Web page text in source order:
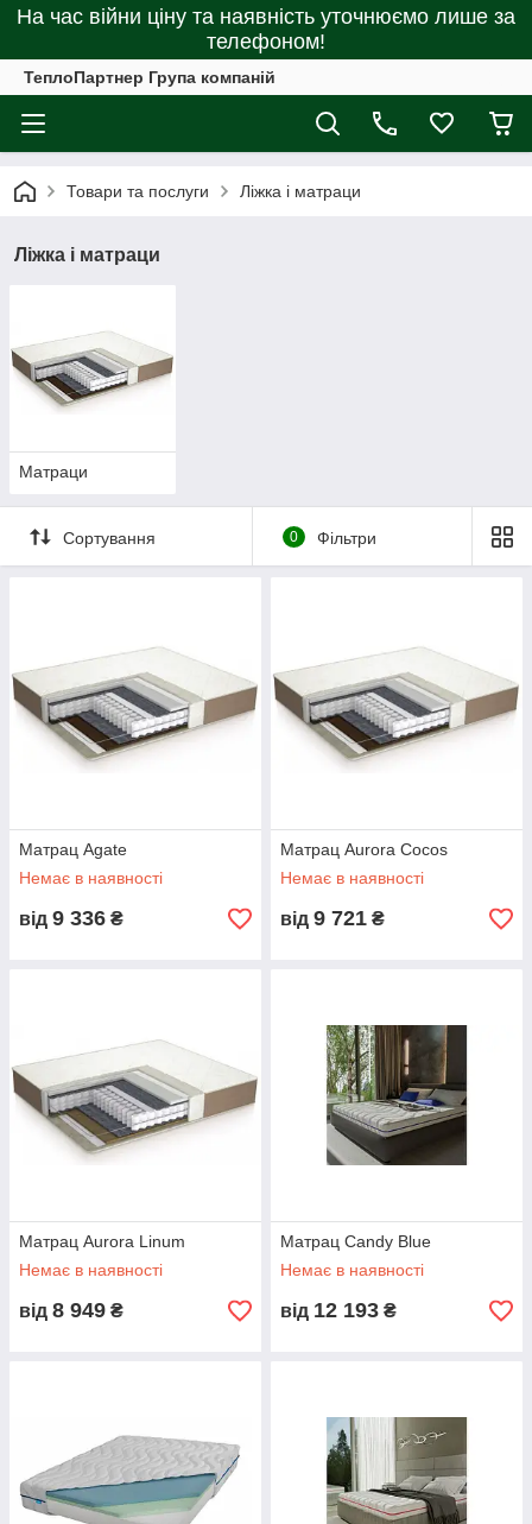
На час війни ціну та наявність уточнюємо лише за
телефоном!
ТеплоПартнер Група компаній
Товари та послуги Ліжка і матраци
Ліжка і матраци
Матраци
Сортування 0 Фільтри
Матрац Agate
Немає в наявності
від 9 336 ₴
Матрац Aurora Cocos
Немає в наявності
від 9 721 ₴
Матрац Aurora Linum
Немає в наявності
від 8 949 ₴
Матрац Candy Blue
Немає в наявності
від 12 193 ₴